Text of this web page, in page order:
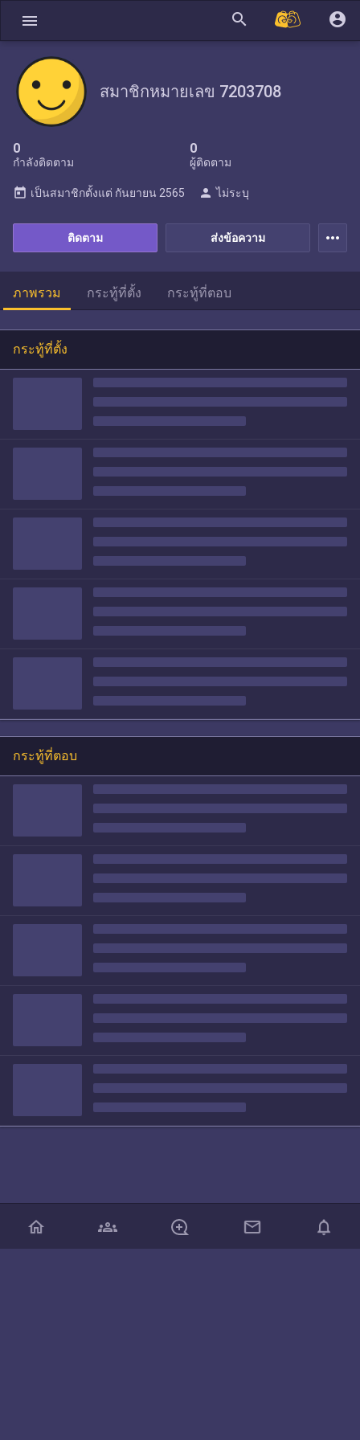
menu search account_circle
สมาชิกหมายเลข 7203708
0
กำลังติดตาม
0
ผู้ติดตาม
ส่งข้อความ
ติดตาม
today เป็นสมาชิกตั้งแต่ กันยายน 2565 person ไม่ระบุ
more_horiz
ภาพรวม กระทู้ที่ตั้ง กระทู้ที่ตอบ
กระทู้ที่ตั้ง
กระทู้ที่ตอบ